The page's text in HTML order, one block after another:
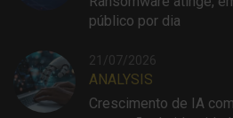
público por dia
21/07/2026
ANALYSIS
Crescimento de IA